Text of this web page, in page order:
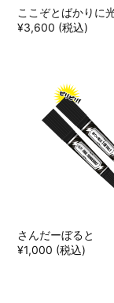
ここぞとばかりに
¥3,600 (税込)
さんだーぼると
¥1,000 (税込)